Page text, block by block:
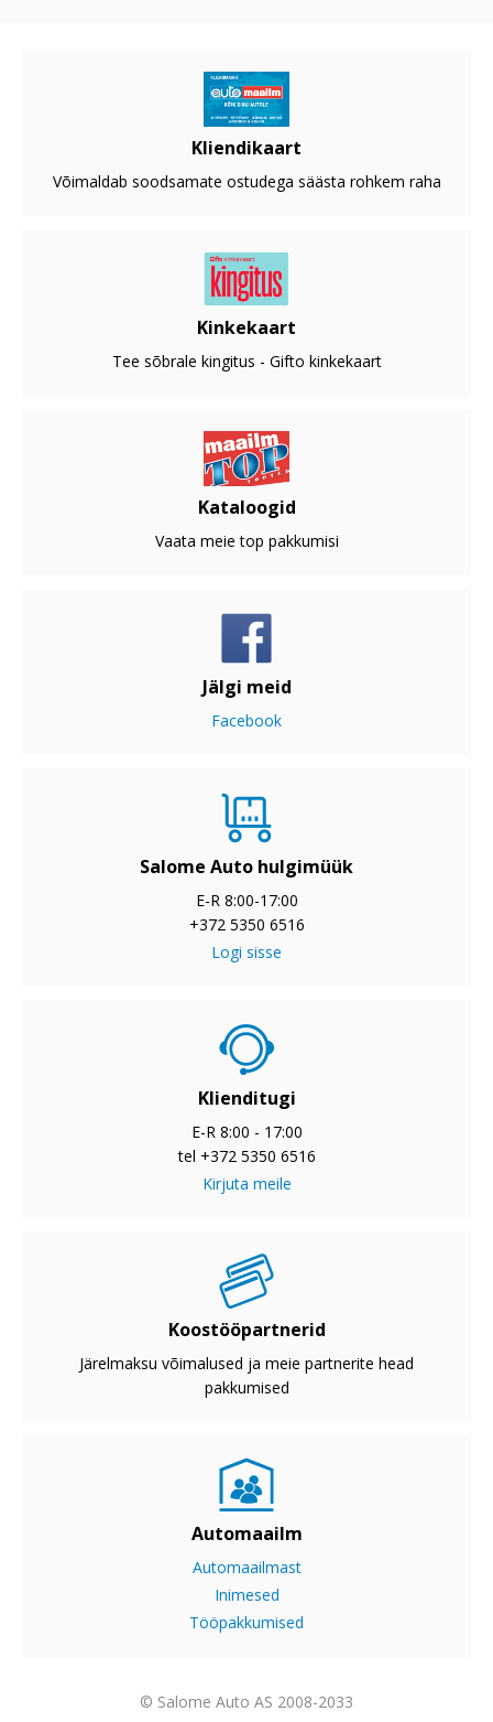
Kliendikaart
Võimaldab soodsamate ostudega säästa rohkem raha
Kinkekaart
Tee sõbrale kingitus - Gifto kinkekaart
Kataloogid
Vaata meie top pakkumisi
Jälgi meid
Facebook
Salome Auto hulgimüük
E-R 8:00-17:00
+372 5350 6516
Logi sisse
Klienditugi
E-R 8:00 - 17:00
tel +372 5350 6516
Kirjuta meile
Koostööpartnerid
Järelmaksu võimalused ja meie partnerite head
pakkumised
Automaailm
Automaailmast
Inimesed
Tööpakkumised
© Salome Auto AS 2008-2033